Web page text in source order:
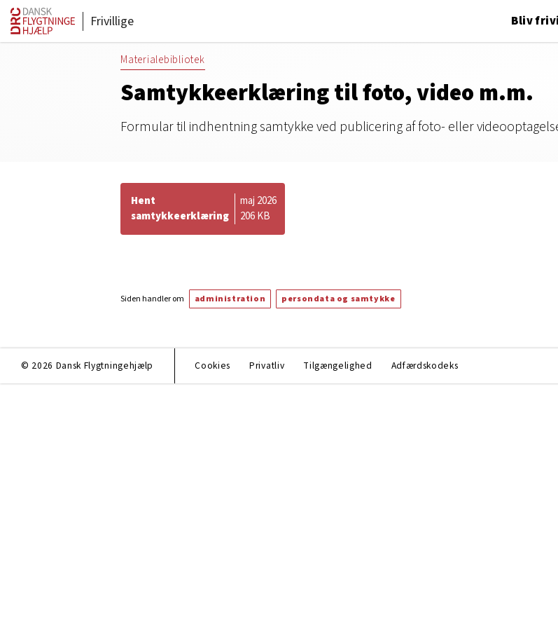
Frivillige Bliv
Materialebibliotek
Samtykkeerklæring til foto, video m.m.
Formular til indhentning samtykke ved publicering af foto- eller
Hent
samtykkeerklæring
maj 2026
206 KB
Siden handler om administration persondata og samtykke
© 2026 Dansk Flygtningehjælp Cookies Privatliv Tilgængelighed Adfærdskodeks